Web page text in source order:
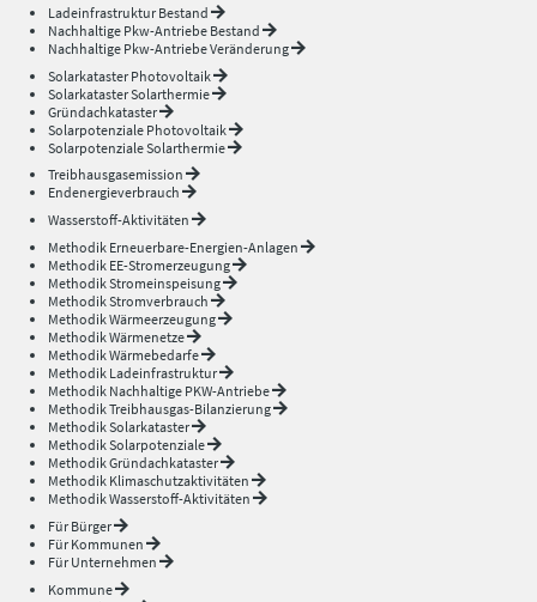
Ladeinfrastruktur Bestand
Nachhaltige Pkw-Antriebe Bestand
Nachhaltige Pkw-Antriebe Veränderung
Solarkataster Photovoltaik
Solarkataster Solarthermie
Gründachkataster
Solarpotenziale Photovoltaik
Solarpotenziale Solarthermie
Treibhausgasemission
Endenergieverbrauch
Wasserstoff-Aktivitäten
Methodik Erneuerbare-Energien-Anlagen
Methodik EE-Stromerzeugung
Methodik Stromeinspeisung
Methodik Stromverbrauch
Methodik Wärmeerzeugung
Methodik Wärmenetze
Methodik Wärmebedarfe
Methodik Ladeinfrastruktur
Methodik Nachhaltige PKW-Antriebe
Methodik Treibhausgas-Bilanzierung
Methodik Solarkataster
Methodik Solarpotenziale
Methodik Gründachkataster
Methodik Klimaschutzaktivitäten
Methodik Wasserstoff-Aktivitäten
Für Bürger
Für Kommunen
Für Unternehmen
Kommune